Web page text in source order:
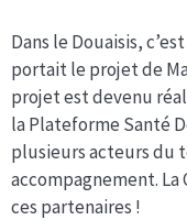
Dans le Douaisis,
portait le projet de
projet est devenu
la Plateforme Santé
plusieurs acteurs du
accompagnement. La
ces partenaires !